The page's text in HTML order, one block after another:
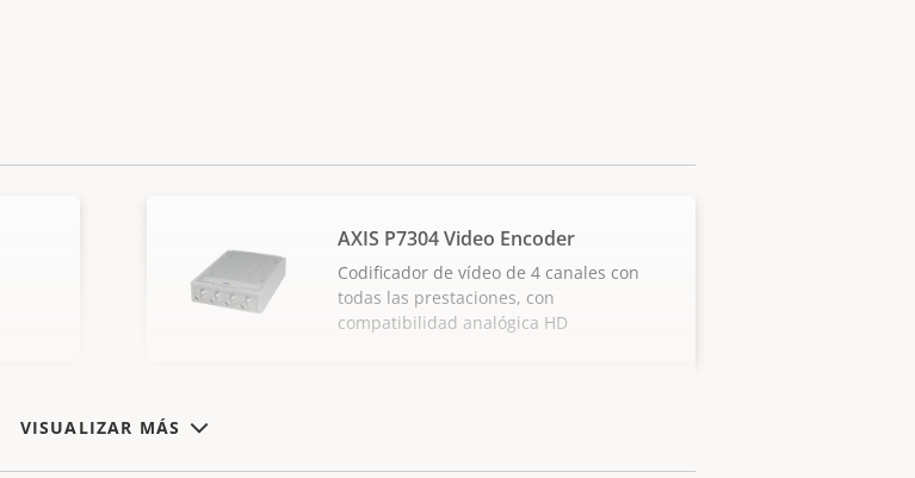
VISUALIZAR MÁS
AXIS P7304 Video Encoder
Codificador de vídeo de 4 canales con
todas las prestaciones, con
compatibilidad analógica HD